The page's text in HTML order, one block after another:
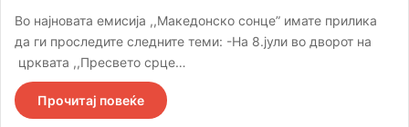
Во најновата емисија ,,Македонско сонце” имате прилика
да ги проследите следните теми: -На 8.јули во дворот на
црквата ,,Пресвето срце…
Прочитај повеќе